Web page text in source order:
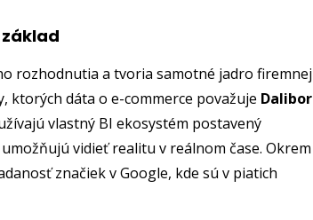
rozhodnutia a tvoria samotné jadro firemnej
ktorých dáta o e-commerce považuje Dalibor
vlastný BI ekosystém postavený
vidieť realitu v reálnom čase. Okrem
značiek v Google, kde sú v piatich